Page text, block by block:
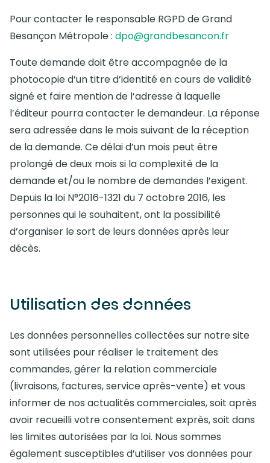
Pour contacter le responsable RGPD de Grand
Besançon Métropole : dpo@grandbesancon.fr
Toute demande doit être accompagnée de la
photocopie d’un titre d’identité en cours de validité
signé et faire mention de l’adresse à laquelle
l’éditeur pourra contacter le demandeur. La réponse
sera adressée dans le mois suivant de la réception
de la demande. Ce délai d’un mois peut être
prolongé de deux mois si la complexité de la
demande et/ou le nombre de demandes l’exigent.
Depuis la loi N°2016-1321 du 7 octobre 2016, les
personnes qui le souhaitent, ont la possibilité
d’organiser le sort de leurs données après leur
décès.
Utilisation des données
Les données personnelles collectées sur notre site
sont utilisées pour réaliser le traitement des
commandes, gérer la relation commerciale
(livraisons, factures, service après-vente) et vous
informer de nos actualités commerciales, soit après
avoir recueilli votre consentement exprès, soit dans
les limites autorisées par la loi. Nous sommes
également susceptibles d’utiliser vos données pour